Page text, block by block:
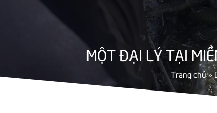
MỘT ĐẠI LÝ TẠI
Trang chủ»